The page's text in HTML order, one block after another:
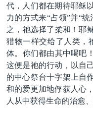
代，人们都在期待耶稣
力的方式来“占领”并“
之，祂选择了柔和！
猎物一样交给了人类，
体。你们都由其中喝吧
这便是祂的行动，以自
的中心祭台十字架上自
和的爱更加地俘获人心
人从中获得生命的治愈